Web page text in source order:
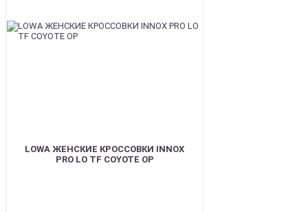
LOWA ЖЕНСКИЕ КРОССОВКИ INNOX
PRO LO TF COYOTE OP